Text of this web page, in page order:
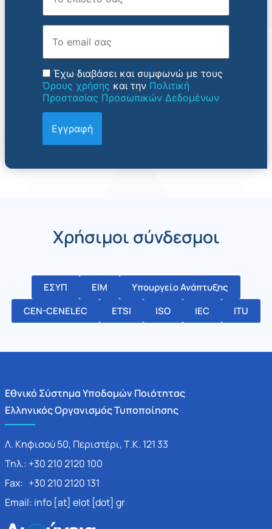
Email
Έχω διαβάσει και συμφωνώ με τους
Όρους χρήσης και την Πολιτική
Προστασίας Προσωπικών Δεδομένων
Χρήσιμοι σύνδεσμοι
ΕΣΥΠ ΕΙΜ
Υπουργείο Ανάπτυξης
CEN-CENELEC
ETSI ISO IEC ITU
Εθνικό Σύστημα Υποδομών Ποιότητας
Ελληνικός Οργανισμός Τυποποίησης
Λ. Κηφισού 50, Περιστέρι, Τ.Κ. 121 33
Τηλ.: +30 210 2120 100
Fax: +30 210 2120 131
Email: info [at] elot [dot] gr